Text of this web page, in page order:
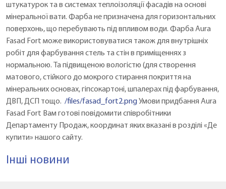
штукатурок та в системах теплоізоляції фасадів на основі
мінеральної вати. Фарба не призначена для горизонтальних
поверхонь, що перебувають під впливом води. Фарба Aura
Fasad Fort може використовуватися також для внутрішніх
робіт для фарбування стель та стін в приміщеннях з
нормальною. Та підвищеною вологістю (для створення
матового, стійкого до мокрого стирання покриття на
мінеральних основах, гіпсокартоні, шпалерах під фарбування,
ДВП, ДСП тощо. /files/fasad_fort2.pngУмови придбання Aura
Fasad Fort Вам готові повідомити співробітники
Департаменту Продаж, координат яких вказані в розділі «Де
купити» нашого сайту.
Інші новини